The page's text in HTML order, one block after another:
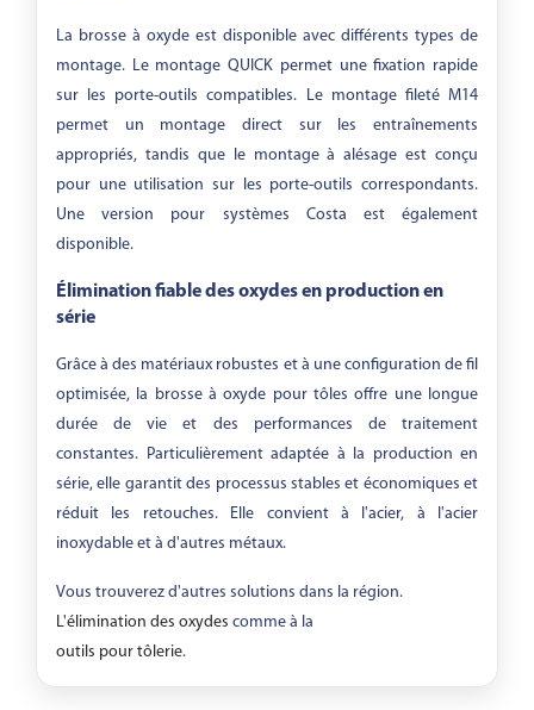
La brosse à oxyde est disponible avec différents types de
montage. Le montage QUICK permet une fixation rapide
sur les porte-outils compatibles. Le montage fileté M14
permet un montage direct sur les entraînements
appropriés, tandis que le montage à alésage est conçu
pour une utilisation sur les porte-outils correspondants.
Une version pour systèmes Costa est également
disponible.
Élimination fiable des oxydes en production en
série
Grâce à des matériaux robustes et à une configuration de fil
optimisée, la brosse à oxyde pour tôles offre une longue
durée de vie et des performances de traitement
constantes. Particulièrement adaptée à la production en
série, elle garantit des processus stables et économiques et
réduit les retouches. Elle convient à l'acier, à l'acier
inoxydable et à d'autres métaux.
Vous trouverez d'autres solutions dans la région.
L'élimination des oxydes comme à la
outils pour tôlerie.